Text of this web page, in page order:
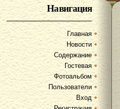
Навигация
Главная
Новости
Содержание
Гостевая
Фотоальбом
Пользователи
Вход